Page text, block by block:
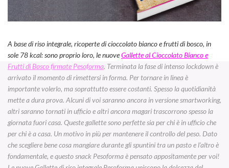
A base di riso integrale, ricoperte di cioccolato bianco e frutti di bosco, in
sole 78 kcal: sono proprio loro, le nuoveGallette al Cioccolato Bianco e
Frutti di Bosco firmate Pesoforma. Terminata la fase di intenso lockdown è
arrivato il momento di rimettersi in forma. Per tornare in linea è
importante volerlo, ma soprattutto essere costanti. Spesso la quotidianità
mette a dura prova. Alcuni di voi saranno ancora in versione smartworking,
altri saranno tornati in ufficio e altri ancora magari trascorrono spesso la
giornata fuori casa. Queste gallette sono perfette sia per chi è in ufficio che
per chi è a casa. Un motivo in più per mantenere il controllo del peso. Dato
che scegliere bene cosa mangiare durante gli spuntini tra un pasto e l’altro è
fondamentale, e questo snack Pesoforma è pensato appositamente per voi!